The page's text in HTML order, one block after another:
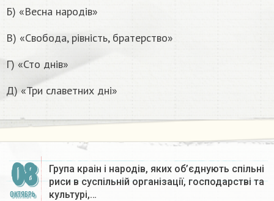
Б) «Весна народів»
В) «Свобода, рівність, братерство»
Г) «Сто днів»
Д) «Три славетних дні»
08
ОКТЯБРЬ
Група краін і народів, яких об’єднують спiльні
риси в суспільній організації, господарстві та
культурі,…